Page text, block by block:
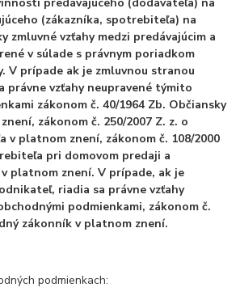
(zákazníka, spotrebiteľa) na
zmluvné vzťahy medzi predávajúcim a
v súlade s právnym poriadkom
V prípade ak je zmluvnou stranou
právne vzťahy neupravené týmito
zákonom č. 40/1964 Zb. Občiansky
zákonom č. 250/2007 Z. z. o
v platnom znení, zákonom č. 108/2000
pri domovom predaji a
platnom znení. V prípade, ak je
riadia sa právne vzťahy
podmienkami, zákonom č.
zákonník v platnom znení.
podmienkach: